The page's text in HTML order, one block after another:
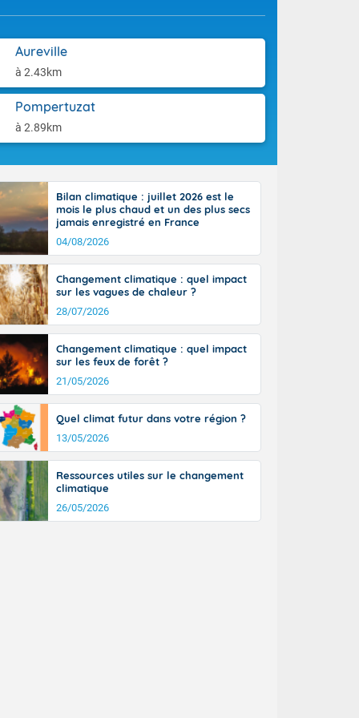
Aureville
à 2.43km
Pompertuzat
à 2.89km
reste du
orages
le rivage
virulents
des
et
sur le
localement
90 à 110
de Manche
avec
Rhône-
entrées
aux
du
peuvent
nord-
les rafales
et sur le
vallée
Bilan climatique : juillet 2026 est le
mois le plus chaud et un des plus secs
jamais enregistré en France
04/08/2026
Changement climatique : quel impact
sur les vagues de chaleur ?
28/07/2026
Changement climatique : quel impact
sur les feux de forêt ?
21/05/2026
Quel climat futur dans votre région ?
13/05/2026
Ressources utiles sur le changement
climatique
26/05/2026